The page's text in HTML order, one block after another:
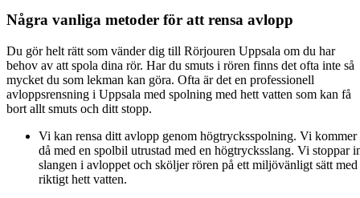
Några vanliga metoder för att rensa avlopp
Du gör helt rätt som vänder dig till Rörjouren Uppsala om du har
behov av att spola dina rör. Har du smuts i rören finns det ofta inte så
mycket du som lekman kan göra. Ofta är det en professionell
avloppsrensning i Uppsala med spolning med hett vatten som kan få
bort allt smuts och ditt stopp.
Vi kan rensa ditt avlopp genom högtrycksspolning. Vi kommer
då med en spolbil utrustad med en högtrycksslang. Vi stoppar
slangen i avloppet och sköljer rören på ett miljövänligt sätt med
riktigt hett vatten.